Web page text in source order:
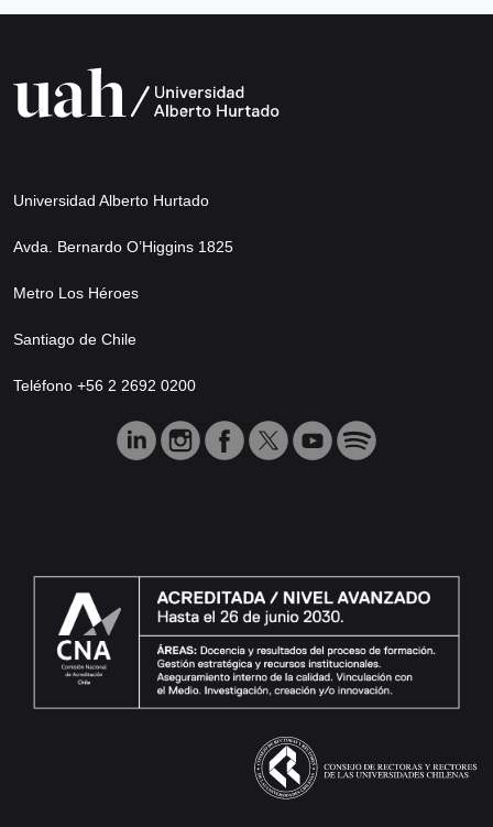
Universidad Alberto Hurtado
Avda. Bernardo O’Higgins 1825
Metro Los Héroes
Santiago de Chile
Teléfono +56 2 2692 0200